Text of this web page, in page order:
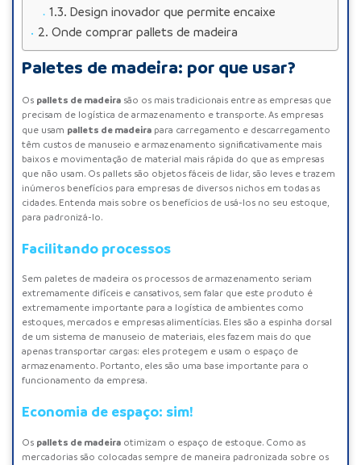
Design inovador que permite encaixe
Onde comprar pallets de madeira
Paletes de madeira: por que usar?
Os pallets de madeira são os mais tradicionais entre as empresas que
precisam de logística de armazenamento e transporte. As empresas
que usam pallets de madeira para carregamento e descarregamento
têm custos de manuseio e armazenamento significativamente mais
baixos e movimentação de material mais rápida do que as empresas
que não usam. Os pallets são objetos fáceis de lidar, são leves e trazem
inúmeros benefícios para empresas de diversos nichos em todas as
cidades. Entenda mais sobre os benefícios de usá-los no seu estoque,
para padronizá-lo.
Facilitando processos
Sem paletes de madeira os processos de armazenamento seriam
extremamente difíceis e cansativos, sem falar que este produto é
extremamente importante para a logística de ambientes como
estoques, mercados e empresas alimentícias. Eles são a espinha dorsal
de um sistema de manuseio de materiais, eles fazem mais do que
apenas transportar cargas: eles protegem e usam o espaço de
armazenamento. Portanto, eles são uma base importante para o
funcionamento da empresa.
Economia de espaço: sim!
Os pallets de madeira otimizam o espaço de estoque. Como as
mercadorias são colocadas sempre de maneira padronizada sobre os